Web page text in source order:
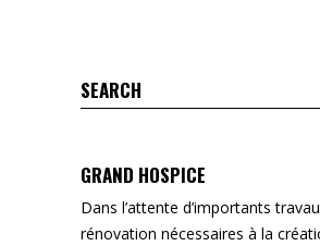
Search
for:
GRAND HOSPICE
Dans l’attente d’importants
rénovation nécessaires à la